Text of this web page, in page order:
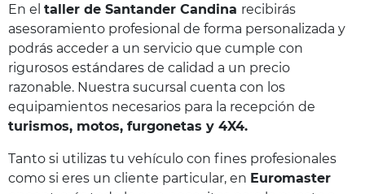
En el taller de Santander Candina recibirás
asesoramiento profesional de forma personalizada y
podrás acceder a un servicio que cumple con
rigurosos estándares de calidad a un precio
razonable. Nuestra sucursal cuenta con los
equipamientos necesarios para la recepción de
turismos, motos, furgonetas y 4X4.
Tanto si utilizas tu vehículo con fines profesionales
como si eres un cliente particular, en Euromaster